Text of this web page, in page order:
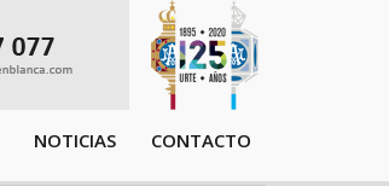
NOTICIAS CONTACTO